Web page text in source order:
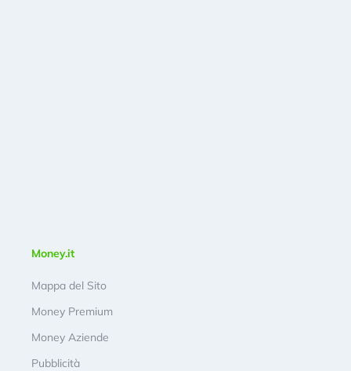
Money.it
Mappa del Sito
Money Premium
Money Aziende
Pubblicità